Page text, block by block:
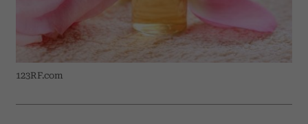
123RF.com